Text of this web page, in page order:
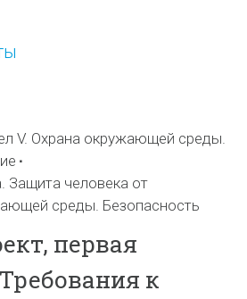
V. Охрана окружающей среды.
человека от
среды. Безопасность
первая
к